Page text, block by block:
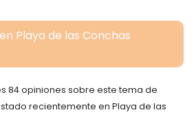
Playa de las Conchas
84 opiniones sobre este tema de
recientemente en Playa de las